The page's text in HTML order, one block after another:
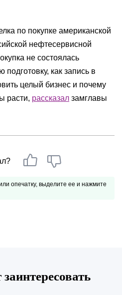
по покупке американской
нефтесервисной
не состоялась
как запись в
целый бизнес и почему
расти, рассказал замглавы
опечатку, выделите ее и нажмите